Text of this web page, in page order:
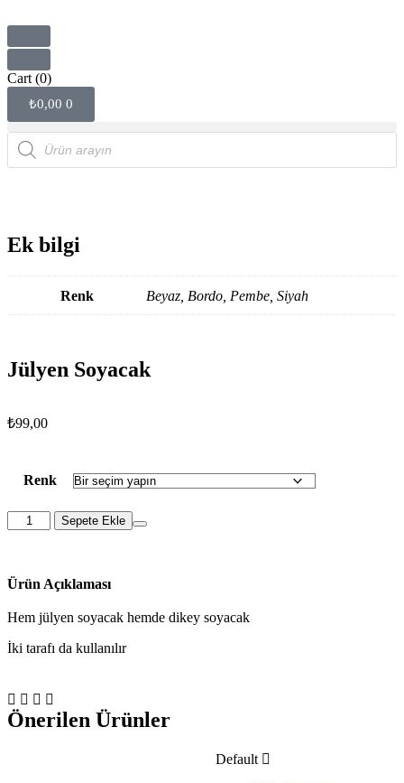
Cart (0)
₺0,00 0
Ek bilgi
Renk Beyaz, Bordo, Pembe, Siyah
Jülyen Soyacak
₺99,00
Renk
Sepete Ekle
Ürün Açıklaması
Hem jülyen soyacak hemde dikey soyacak
İki tarafı da kullanılır
Önerilen Ürünler
Default